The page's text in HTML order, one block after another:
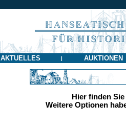
AKTUELLES | AUKTIONEN
Hier finden
Weitere Optionen